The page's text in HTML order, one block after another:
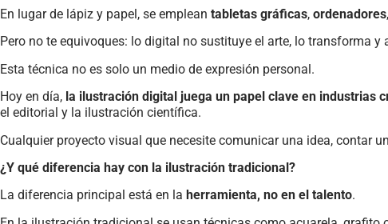
En lugar de lápiz y papel, se emplean tabletas gráficas, ordenadores
Pero no te equivoques: lo digital no sustituye el arte, lo transforma y
Esta técnica no es solo un medio de expresión personal.
Hoy en día, la ilustración digital juega un papel clave en industrias
el editorial y la ilustración científica.
Cualquier proyecto visual que necesite comunicar una idea, contar
¿Y qué diferencia hay con la ilustración tradicional?
La diferencia principal está en la herramienta, no en el talento.